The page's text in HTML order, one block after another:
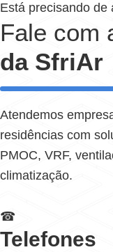
Está precisando de
Fale com
da SfriAr
Atendemos
residências com
PMOC, VRF,
climatização.
☎
Telefones